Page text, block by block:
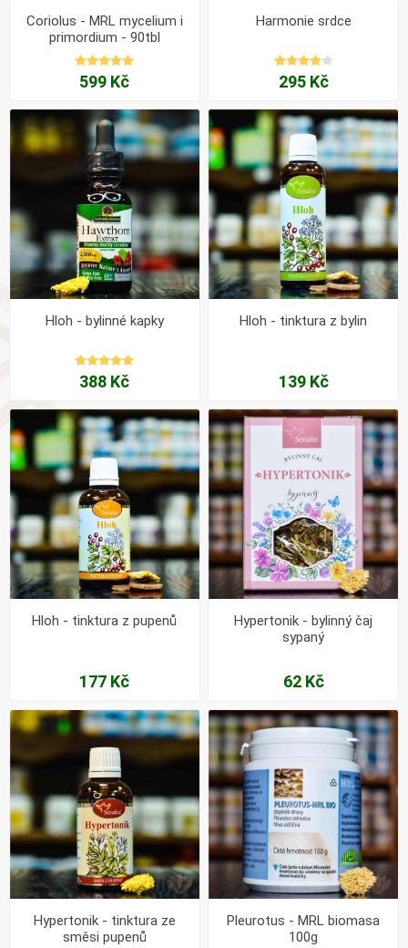
Coriolus - MRL mycelium i
primordium - 90tbl
599 Kč
Harmonie srdce
295 Kč
Hloh - bylinné kapky
388 Kč
Hloh - tinktura z bylin
139 Kč
Hloh - tinktura z pupenů
177 Kč
Hypertonik - bylinný čaj
sypaný
62 Kč
Hypertonik - tinktura ze
směsi pupenů
Pleurotus - MRL biomasa
100g